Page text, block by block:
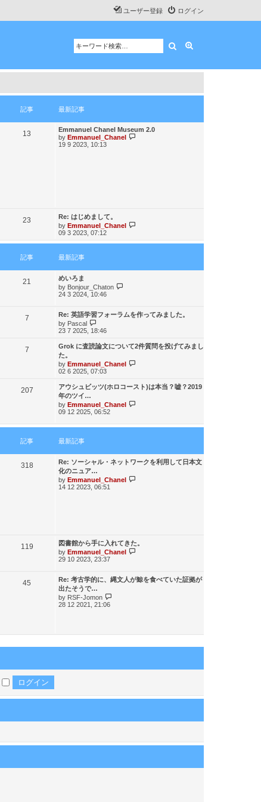
ログイン
ユーザー登録
検索
記事 最新記事
13
最
新
記
Emmanuel Chanel Museum 2.0
by Emmanuel_Chanel
19 9 2023, 10:13
23
最
新
記
事
Re: はじめまして。
by Emmanuel_Chanel
記
09 3 2023, 07:12
記事 最新記事
21
最
新
記
めいろま
by Bonjour_Chaton
事
24 3 2024, 10:46
7記
最
新
記
Re: 英語学習フォーラムを作ってみました。
by Pascal
新
事
23 7 2025, 18:46
7記
最
新
記
事
Grok に査読論文について2件質問を投げてみまし
た。
by Emmanuel_Chanel
事
02 6 2025, 07:03
207記
最
新
記
事
アウシュビッツ(ホロコースト)は本当？嘘？2019
年のツイ…
by Emmanuel_Chanel
09 12 2025, 06:52
記事 最新記事
318記
最
新
記
事
Re: ソーシャル・ネットワークを利用して日本文
化のニュア…
by Emmanuel_Chanel
14 12 2023, 06:51
119記
最
新
記
図書館から手に入れてきた。
by Emmanuel_Chanel
事
29 10 2023, 23:37
45
最
新
記
事
Re: 考古学的に、縄文人が鯨を食べていた証拠が
出たそうで…
by RSF-Jomon
28 12 2021, 21:06